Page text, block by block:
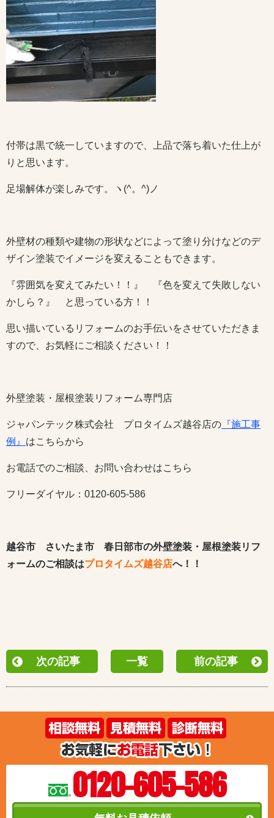
付帯は黒で統一していますので、上品で落ち着いた仕上が
りと思います。
足場解体が楽しみです。ヽ(^。^)ノ
外壁材の種類や建物の形状などによって塗り分けなどのデ
ザイン塗装でイメージを変えることもできます。
『雰囲気を変えてみたい！！』 『色を変えて失敗しない
かしら？』 と思っている方！！
思い描いているリフォームのお手伝いをさせていただきま
すので、お気軽にご相談ください！！
外壁塗装・屋根塗装リフォーム専門店
ジャパンテック株式会社 プロタイムズ越谷店の 『施工事
例』 はこちらから
お電話でのご相談、お問い合わせはこちら
フリーダイヤル：0120-605-586
越谷市 さいたま市 春日部市の外壁塗装・屋根塗装リフ
ォームのご相談はプロタイムズ越谷店へ！！
次の記事 一覧 前の記事
0120-605-586